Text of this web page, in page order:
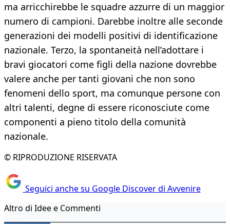
ma arricchirebbe le squadre azzurre di un maggior
numero di campioni. Darebbe inoltre alle seconde
generazioni dei modelli positivi di identificazione
nazionale. Terzo, la spontaneità nell’adottare i
bravi giocatori come figli della nazione dovrebbe
valere anche per tanti giovani che non sono
fenomeni dello sport, ma comunque persone con
altri talenti, degne di essere riconosciute come
componenti a pieno titolo della comunità
nazionale.
© RIPRODUZIONE RISERVATA
Seguici anche su Google Discover di Avvenire
Altro di Idee e Commenti